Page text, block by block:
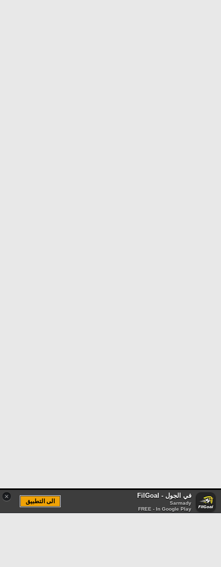
× في الجول - FilGoal
Sarmady
FREE - In Google Play
الى التطبيق